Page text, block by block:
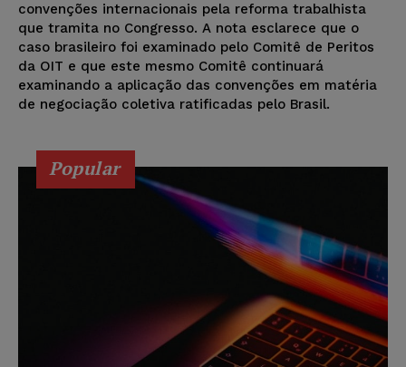
convenções internacionais pela reforma trabalhista
que tramita no Congresso. A nota esclarece que o
caso brasileiro foi examinado pelo Comitê de Peritos
da OIT e que este mesmo Comitê continuará
examinando a aplicação das convenções em matéria
de negociação coletiva ratificadas pelo Brasil.
Popular